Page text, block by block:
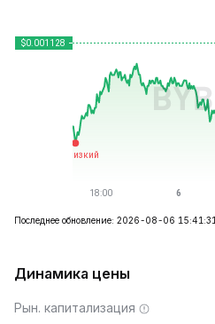
Последнее обновление: 2026-08-06 15:41:31
Динамика цены
Рын. капитализация